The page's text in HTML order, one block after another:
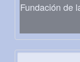
Fundación de